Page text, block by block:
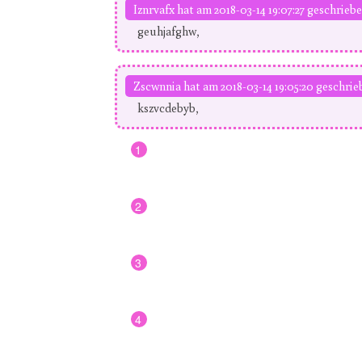
Iznrvafx hat am 2018-03-14 19:07:27
geuhjafghw,
Zscwnnia hat am 2018-03-14 19:05:20
kszvcdebyb,
1
2
3
4